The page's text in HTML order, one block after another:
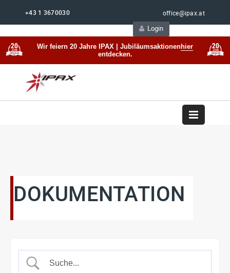
+43 1 3670030
office@ipax.at
Login
Wir feiern 20 Jahre IPAX | Jubiläumsaktionenhier
entdecken.
DOKUMENTATION